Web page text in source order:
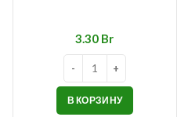
Br
В КОРЗИНУ